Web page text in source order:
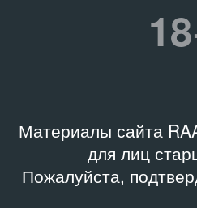
Материалы сайта
для лиц
Пожалуйста,